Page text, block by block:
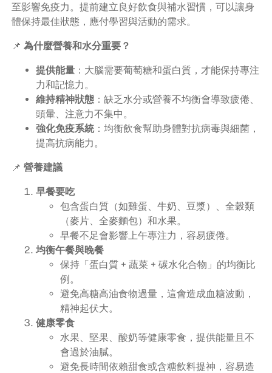
至影響免疫力。提前建立良好飲食與補水習慣，可以讓身
體保持最佳狀態，應付學習與活動的需求。
📌 為什麼營養和水分重要？
提供能量：大腦需要葡萄糖和蛋白質，才能保持專注
力和記憶力。
維持精神狀態：缺乏水分或營養不均衡會導致疲倦、
頭暈、注意力不集中。
強化免疫系統：均衡飲食幫助身體對抗病毒與細菌，
提高抗病能力。
📌 營養建議
早餐要吃
包含蛋白質（如雞蛋、牛奶、豆漿）、全穀類
（麥片、全麥麵包）和水果。
早餐不足會影響上午專注力，容易疲倦。
均衡午餐與晚餐
保持「蛋白質 + 蔬菜 + 碳水化合物」的均衡比
例。
避免高糖高油食物過量，這會造成血糖波動，
精神起伏大。
健康零食
水果、堅果、酸奶等健康零食，提供能量且不
會過於油膩。
避免長時間依賴甜食或含糖飲料提神，容易造